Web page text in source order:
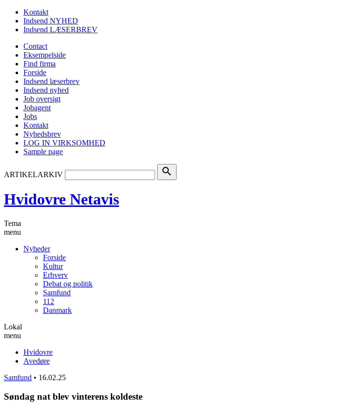
Kontakt
Indsend NYHED
Indsend LÆSERBREV
Contact
Eksempelside
Find firma
Forside
Indsend læserbrev
Indsend nyhed
Job oversigt
Jobagent
Jobs
Kontakt
Nyhedsbrev
LOG IN VIRKSOMHED
Sample page
ARTIKELARKIV search
Hvidovre Netavis
Tema
menu
Nyheder
Forside
Kultur
Erhverv
Debat og politik
Samfund
112
Danmark
Lokal
menu
Hvidovre
Avedøre
Samfund • 16.02.25
Søndag nat blev vinterens koldeste